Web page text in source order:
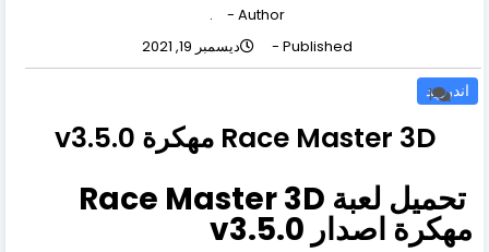
Author -
.
Published -
ديسمبر 19, 2021
اندرويد
1
Race Master 3D مهكرة v3.5.0
تحميل لعبة Race Master 3D
مهكرة اصدار v3.5.0